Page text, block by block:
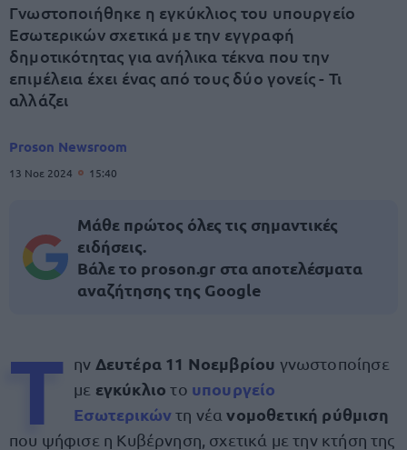
Γνωστοποιήθηκε η εγκύκλιος του υπουργείο
Εσωτερικών σχετικά με την εγγραφή
δημοτικότητας για ανήλικα τέκνα που την
επιμέλεια έχει ένας από τους δύο γονείς - Τι
αλλάζει
Proson Newsroom
13 Νοε 2024 15:40
Μάθε πρώτος όλες τις σημαντικές
ειδήσεις.
Βάλε το proson.gr στα αποτελέσματα
αναζήτησης της Google
Τ ην Δευτέρα 11 Νοεμβρίου γνωστοποίησε
με εγκύκλιοτο υπουργείο
Εσωτερικώντη νέανομοθετική ρύθμιση
που ψήφισε η Κυβέρνηση, σχετικά με την κτήση της